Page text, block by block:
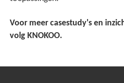
Voor meer casestudy's en
volg KNOKOO.